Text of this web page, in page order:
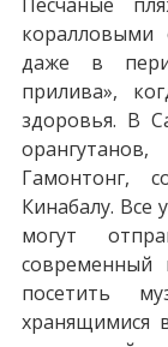
коралловыми
даже в
прилива»,
здоровья. В
Гамонтонг,
Кинабалу. Все
могут
современный
посетить
хранящимися